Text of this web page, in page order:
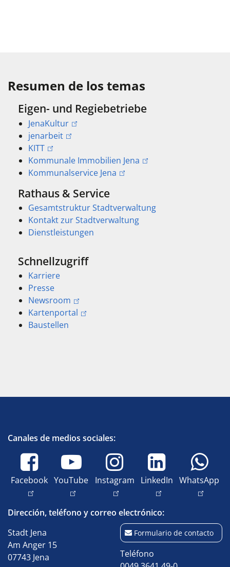
Resumen de los temas
Eigen- und Regiebetriebe
JenaKultur
jenarbeit
KITT
Kommunale Immobilien Jena
Kommunalservice Jena
Rathaus & Service
Gesamtstruktur Stadtverwaltung
Kontakt zur Stadtverwaltung
Dienstleistungen
Schnellzugriff
Karriere
Presse
Newsroom
Kartenportal
Baustellen
Canales de medios sociales:
Facebook YouTube Instagram LinkedIn WhatsApp
Dirección, teléfono y correo electrónico:
Stadt Jena
Am Anger 15
07743 Jena
Formulario de contacto
Teléfono